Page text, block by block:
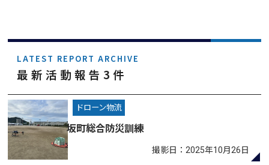
LATEST REPORT ARCHIVE
最新活動報告3件
ドローン物流
撮影日：2025年10月26日
坂町総合防災訓練